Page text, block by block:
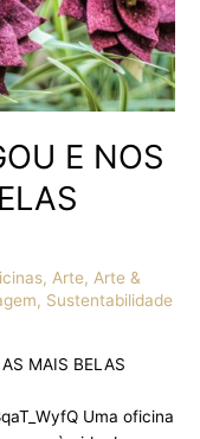
E NOS
, Arte, Arte &
, Sustentabilidade
MAIS BELAS
Uma oficina